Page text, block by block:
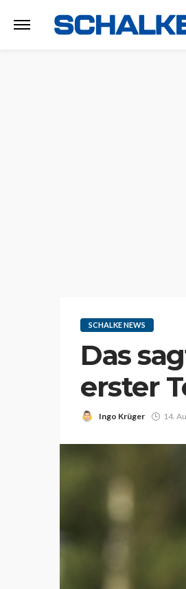
SCHALKE NEWS
Das
erster
Ingo Krüger 14.